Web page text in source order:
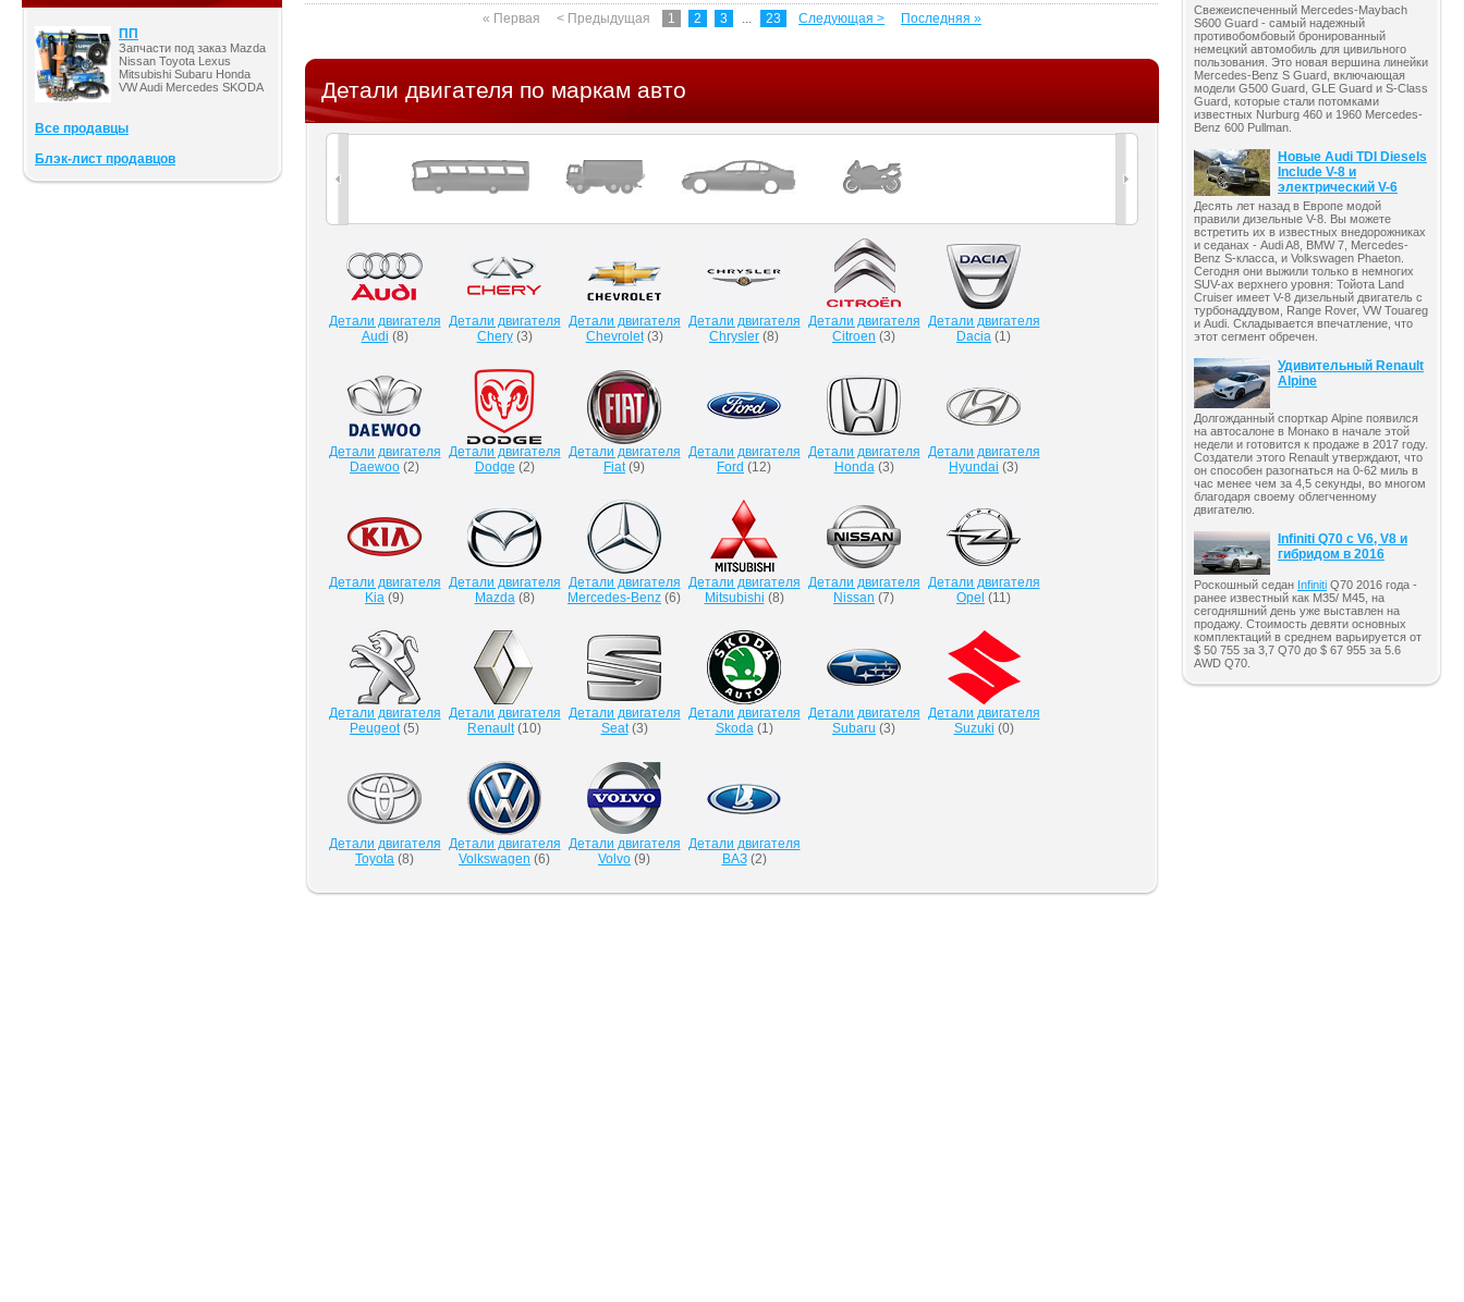
ПП
Запчасти под заказ Mazda
Nissan Toyota Lexus
Mitsubishi Subaru Honda
VW Audi Mercedes SKODA
Все продавцы
Блэк-лист продавцов
« Первая < Предыдущая 1 2 3 ... 23 Следующая > Последняя »
Детали двигателя по маркам авто
Детали двигателя
Audi (8)
Детали двигателя
Chery(3)
Детали двигателя
Chevrolet(3)
Детали двигателя
Chrysler (8)
Детали двигателя
Citroen (3)
Детали двигателя
Dacia (1)
Детали двигателя
Daewoo (2)
Детали двигателя
Dodge (2)
Детали двигателя
Fiat(9)
Детали двигателя
Ford (12)
Детали двигателя
Honda(3)
Детали двигателя
Hyundai (3)
Детали двигателя
Kia (9)
Детали двигателя
Mazda(8)
Детали двигателя
Mercedes-Benz (6)
Детали двигателя
Mitsubishi (8)
Детали двигателя
Nissan (7)
Детали двигателя
Opel (11)
Детали двигателя
Peugeot(5)
Детали двигателя
Renault(10)
Детали двигателя
Seat(3)
Детали двигателя
Skoda(1)
Детали двигателя
Subaru (3)
Детали двигателя
Suzuki (0)
Детали двигателя
Toyota (8)
Детали двигателя
Volkswagen (6)
Детали двигателя
Volvo (9)
Детали двигателя
ВАЗ(2)
Свежеиспеченный Mercedes-Maybach
S600 Guard - самый надежный
противобомбовый бронированный
немецкий автомобиль для цивильного
пользования. Это новая вершина линейки
Mercedes-Benz S Guard, включающая
модели G500 Guard, GLE Guard и S-Class
Guard, которые стали потомками
известных Nurburg 460 и 1960 Mercedes-
Benz 600 Pullman.
Новые Audi TDI Diesels
Include V-8 и
электрический V-6
Десять лет назад в Европе модой
правили дизельные V-8. Вы можете
встретить их в известных внедорожниках
и седанах - Audi A8, BMW 7, Mercedes-
Benz S-класса, и Volkswagen Phaeton.
Сегодня они выжили только в немногих
SUV-ах верхнего уровня: Тойота Land
Cruiser имеет V-8 дизельный двигатель с
турбонаддувом, Range Rover, VW Touareg
и Audi. Складывается впечатление, что
этот сегмент обречен.
Удивительный Renault
Alpine
Долгожданный спорткар Alpine появился
на автосалоне в Монако в начале этой
недели и готовится к продаже в 2017 году.
Создатели этого Renault утверждают, что
он способен разогнаться на 0-62 миль в
час менее чем за 4,5 секунды, во многом
благодаря своему облегченному
двигателю.
Infiniti Q70 с V6, V8 и
гибридом в 2016
Роскошный седан Infiniti Q70 2016 года -
ранее известный как M35/ M45, на
сегодняшний день уже выставлен на
продажу. Стоимость девяти основных
комплектаций в среднем варьируется от
$ 50 755 за 3,7 Q70 до $ 67 955 за 5.6
AWD Q70.